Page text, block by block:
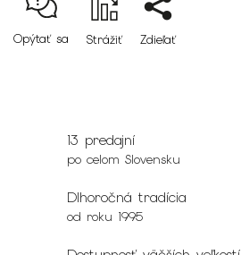
Opýtať sa Strážiť Zdieľať
13 predajní
po celom Slovensku
Dlhoročná tradícia
od roku 1995